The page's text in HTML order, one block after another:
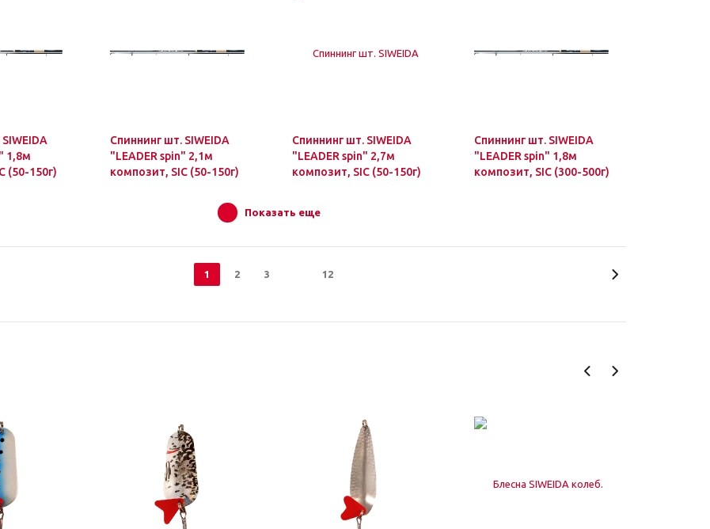
1,8м
(50-150г)
Спиннинг шт. SIWEIDA
"LEADER spin" 2,1м
композит, SIC (50-150г)
Спиннинг шт. SIWEIDA
"LEADER spin" 2,7м
композит, SIC (50-150г)
Спиннинг шт. SIWEIDA
"LEADER spin" 1,8м
композит, SIC (300-500г)
Показать еще
1 2 3 12